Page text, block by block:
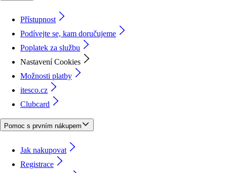
Přístupnost
Podívejte se, kam doručujeme
Poplatek za službu
Nastavení Cookies
Možnosti platby
itesco.cz
Clubcard
Pomoc s prvním nákupem
Jak nakupovat
Registrace